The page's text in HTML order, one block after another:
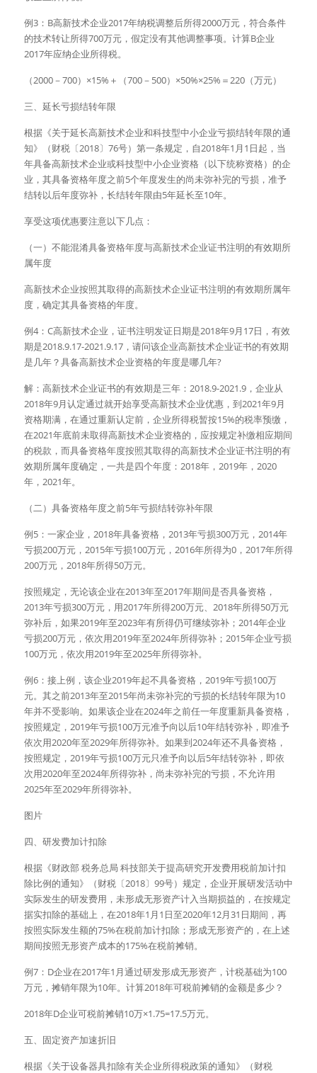
例3：B高新技术企业2017年纳税调整后所得2000万元，符合条件
的技术转让所得700万元，假定没有其他调整事项。计算B企业
2017年应纳企业所得税。
（2000－700）×15%＋（700－500）×50%×25%＝220（万元）
三、延长亏损结转年限
根据《关于延长高新技术企业和科技型中小企业亏损结转年限的通
知》（财税〔2018〕76号）第一条规定，自2018年1月1日起，当
年具备高新技术企业或科技型中小企业资格（以下统称资格）的企
业，其具备资格年度之前5个年度发生的尚未弥补完的亏损，准予
结转以后年度弥补，长结转年限由5年延长至10年。
享受这项优惠要注意以下几点：
（一）不能混淆具备资格年度与高新技术企业证书注明的有效期所
属年度
高新技术企业按照其取得的高新技术企业证书注明的有效期所属年
度，确定其具备资格的年度。
例4：C高新技术企业，证书注明发证日期是2018年9月17日，有效
期是2018.9.17-2021.9.17，请问该企业高新技术企业证书的有效期
是几年？具备高新技术企业资格的年度是哪几年?
解：高新技术企业证书的有效期是三年：2018.9-2021.9，企业从
2018年9月认定通过就开始享受高新技术企业优惠，到2021年9月
资格期满，在通过重新认定前，企业所得税暂按15%的税率预缴，
在2021年底前未取得高新技术企业资格的，应按规定补缴相应期间
的税款，而具备资格年度按照其取得的高新技术企业证书注明的有
效期所属年度确定，一共是四个年度：2018年，2019年，2020
年，2021年。
（二）具备资格年度之前5年亏损结转弥补年限
例5：一家企业，2018年具备资格，2013年亏损300万元，2014年
亏损200万元，2015年亏损100万元，2016年所得为0，2017年所得
200万元，2018年所得50万元。
按照规定，无论该企业在2013年至2017年期间是否具备资格，
2013年亏损300万元，用2017年所得200万元、2018年所得50万元
弥补后，如果2019年至2023年有所得仍可继续弥补；2014年企业
亏损200万元，依次用2019年至2024年所得弥补；2015年企业亏损
100万元，依次用2019年至2025年所得弥补。
例6：接上例，该企业2019年起不具备资格，2019年亏损100万
元。其之前2013年至2015年尚未弥补完的亏损的长结转年限为10
年并不受影响。如果该企业在2024年之前任一年度重新具备资格，
按照规定，2019年亏损100万元准予向以后10年结转弥补，即准予
依次用2020年至2029年所得弥补。如果到2024年还不具备资格，
按照规定，2019年亏损100万元只准予向以后5年结转弥补，即依
次用2020年至2024年所得弥补，尚未弥补完的亏损，不允许用
2025年至2029年所得弥补。
图片
四、研发费加计扣除
根据《财政部 税务总局 科技部关于提高研究开发费用税前加计扣
除比例的通知》（财税〔2018〕99号）规定，企业开展研发活动中
实际发生的研发费用，未形成无形资产计入当期损益的，在按规定
据实扣除的基础上，在2018年1月1日至2020年12月31日期间，再
按照实际发生额的75%在税前加计扣除；形成无形资产的，在上述
期间按照无形资产成本的175%在税前摊销。
例7：D企业在2017年1月通过研发形成无形资产，计税基础为100
万元，摊销年限为10年。计算2018年可税前摊销的金额是多少？
2018年D企业可税前摊销10万×1.75=17.5万元。
五、固定资产加速折旧
根据《关于设备器具扣除有关企业所得税政策的通知》（财税